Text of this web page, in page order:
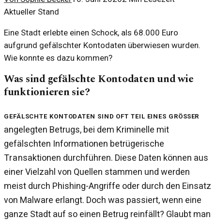
Aktueller Stand
Eine Stadt erlebte einen Schock, als 68.000 Euro
aufgrund gefälschter Kontodaten überwiesen wurden.
Wie konnte es dazu kommen?
Was sind gefälschte Kontodaten und wie
funktionieren sie?
Gefälschte Kontodaten sind oft Teil eines größer
angelegten Betrugs, bei dem Kriminelle mit
gefälschten Informationen betrügerische
Transaktionen durchführen. Diese Daten können aus
einer Vielzahl von Quellen stammen und werden
meist durch Phishing-Angriffe oder durch den Einsatz
von Malware erlangt. Doch was passiert, wenn eine
ganze Stadt auf so einen Betrug reinfällt? Glaubt man